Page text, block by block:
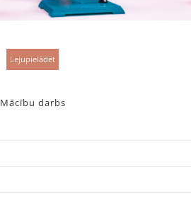
Lejupielādēt
Mācību darbs